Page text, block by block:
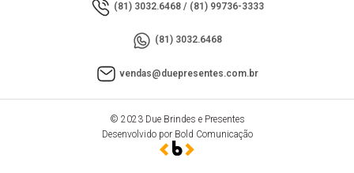
(81) 3032.6468/ (81) 99736-3333
(81) 3032.6468
vendas@duepresentes.com.br
© 2023 Due Brindes e Presentes
Desenvolvido por Bold Comunicação